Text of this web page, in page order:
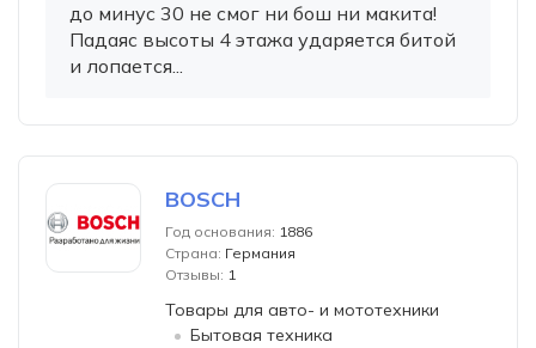
до минус 30 не смог ни бош ни макита!
Падаяс высоты 4 этажа ударяется битой
и лопается...
BOSCH
Год основания: 1886
Страна: Германия
Отзывы: 1
Товары для авто- и мототехники
Бытовая техника